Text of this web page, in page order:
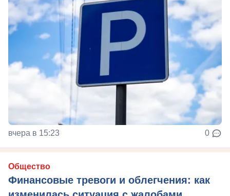
вчера в 15:23 0
Общество
Финансовые тревоги и облегчения: как